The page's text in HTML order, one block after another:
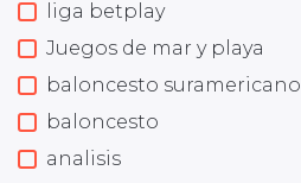
liga betplay
Juegos de mar y playa
baloncesto suramericano
baloncesto
analisis